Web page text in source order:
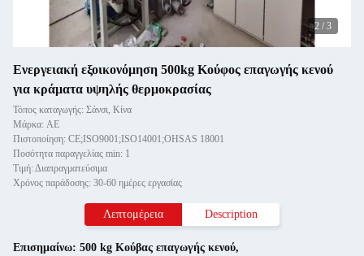
2 / 3
Ενεργειακή εξοικονόμηση 500kg Κούφος επαγωγής κενού
για κράματα υψηλής θερμοκρασίας
Τόπος καταγωγής: Σάνσι, Κίνα
Μάρκα: AE
Πιστοποίηση: CE;ISO9001;ISO14001;OHSAS 18001
Ποσότητα παραγγελίας min: 1
Τιμή: Διαπραγματεύσιμα
Χρόνος παράδοσης: 30-60 ημέρες εργασίας
Λεπτομέρεια Description
Επισημαίνω: 500 kg Κούβας επαγωγής κενού,